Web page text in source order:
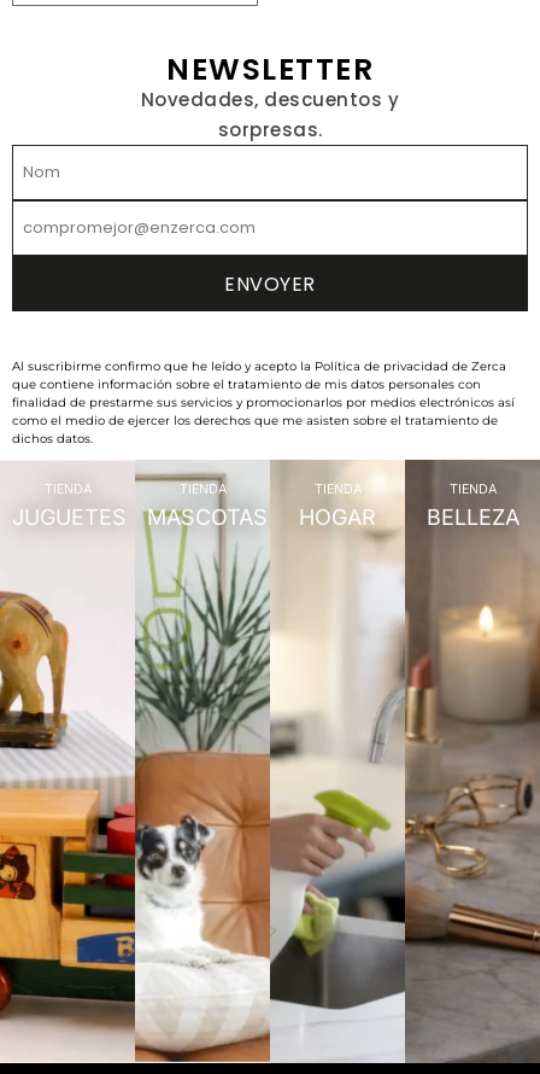
NEWSLETTER
Novedades, descuentos y
sorpresas.
Al suscribirme confirmo que he leído y acepto la Política de privacidad de Zerca
que contiene información sobre el tratamiento de mis datos personales con
finalidad de prestarme sus servicios y promocionarlos por medios electrónicos así
como el medio de ejercer los derechos que me asisten sobre el tratamiento de
dichos datos.
TIENDA
JUGUETES
TIENDA
MASCOTAS
TIENDA
HOGAR
TIENDA
BELLEZA